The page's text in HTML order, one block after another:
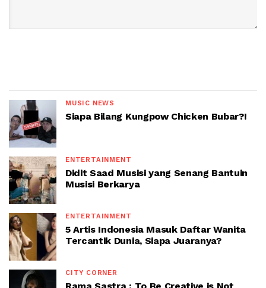
MUSIC NEWS
Siapa Bilang Kungpow Chicken Bubar?!
ENTERTAINMENT
Didit Saad Musisi yang Senang Bantuin
Musisi Berkarya
ENTERTAINMENT
5 Artis Indonesia Masuk Daftar Wanita
Tercantik Dunia, Siapa Juaranya?
CITY CORNER